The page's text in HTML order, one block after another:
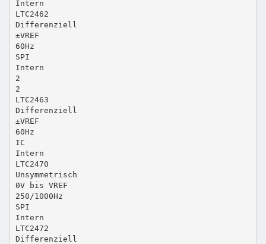
Intern
LTC2462
Differenziell
±VREF
60Hz
SPI
Intern
2
2
LTC2463
Differenziell
±VREF
60Hz
IC
Intern
LTC2470
Unsymmetrisch
0V bis VREF
250/1000Hz
SPI
Intern
LTC2472
Differenziell